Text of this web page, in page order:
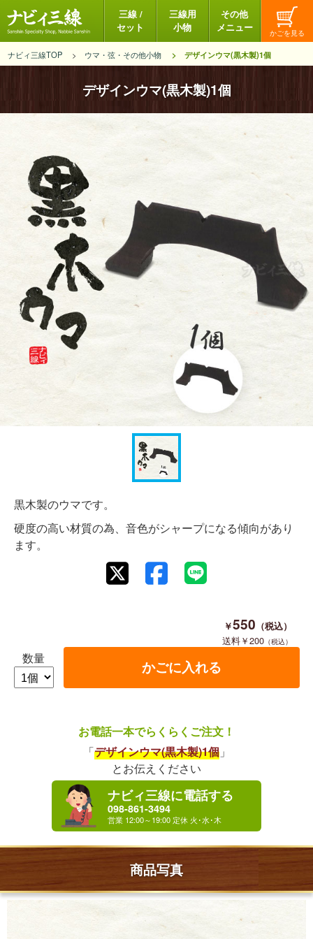
三線 /
セット
三線用
小物
その他
メニュー
ナビィ三線TOP ウマ・弦・その他小物 デザインウマ(黒木製)1個
デザインウマ(黒木製)1個
黒木製のウマです。
硬度の高い材質の為、音色がシャープになる傾向があり
ます。
550
200
数量
お電話一本でらくらくご注文！
「デザインウマ(黒木製)1個」
とお伝えください
ナビィ三線に電話する
098-861-3494
商品写真